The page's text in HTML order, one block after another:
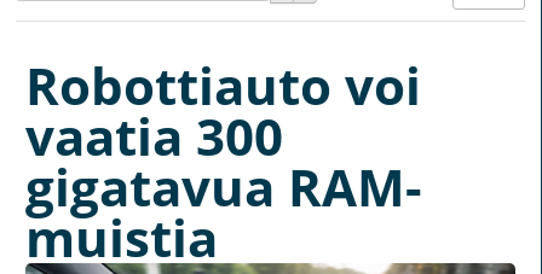
Robottiauto voi
vaatia 300
gigatavua RAM-
muistia